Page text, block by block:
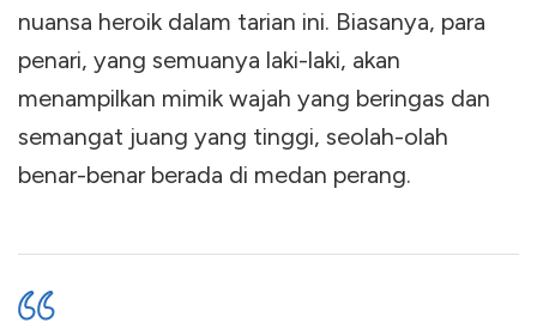
nuansa heroik dalam tarian ini. Biasanya, para
penari, yang semuanya laki-laki, akan
menampilkan mimik wajah yang beringas dan
semangat juang yang tinggi, seolah-olah
benar-benar berada di medan perang.